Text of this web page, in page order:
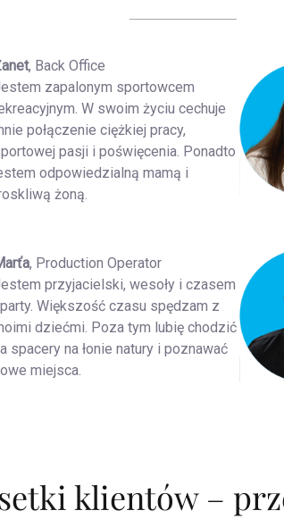
, Back Office
zapalonym sportowcem
W swoim życiu cechuje
połączenie ciężkiej pracy,
pasji i poświęcenia. Ponadto
odpowiedzialną mamą i
żoną.
, Production Operator
przyjacielski, wesoły i czasem
Większość czasu spędzam z
dziećmi. Poza tym lubię chodzić
spacery na łonie natury i poznawać
miejsca.
klientów –